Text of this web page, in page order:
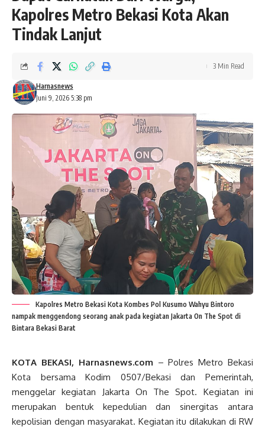
Kapolres Metro Bekasi Kota Akan
Tindak Lanjut
Juni 9, 2026 5:38 pm
Harnasnews
3 Min Read
Kapolres Metro Bekasi Kota Kombes Pol Kusumo Wahyu Bintoro
nampak menggendong seorang anak pada kegiatan Jakarta On The Spot di
Bintara Bekasi Barat
KOTA BEKASI, Harnasnews.com – Polres Metro Bekasi
Kota bersama Kodim 0507/Bekasi dan Pemerintah,
menggelar kegiatan Jakarta On The Spot. Kegiatan ini
merupakan bentuk kepedulian dan sinergitas antara
kepolisian dengan masyarakat. Kegiatan itu dilakukan di RW